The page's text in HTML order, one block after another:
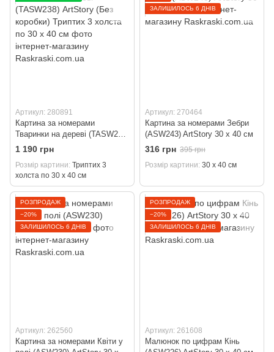
Артикул: 280891
Картина за номерами
Тваринки на дереві (TASW238)
ArtStory (Без коробки) Триптих
3 холста по 30 х 40 см
1 190 грн
Розмір картини Триптих 3
холста по 30 х 40 см
ЗАЛИШИЛОСЬ 6 ДНІВ
Артикул: 270464
Картина за номерами Зебри
(ASW243) ArtStory 30 х 40 см
316 грн 395 грн
Розмір картини 30 х 40 см
РОЗПРОДАЖ
−20%
ЗАЛИШИЛОСЬ 6 ДНІВ
Артикул: 262560
Картина за номерами Квіти у
РОЗПРОДАЖ
−20%
ЗАЛИШИЛОСЬ 6 ДНІВ
Артикул: 261608
Малюнок по цифрам Кінь